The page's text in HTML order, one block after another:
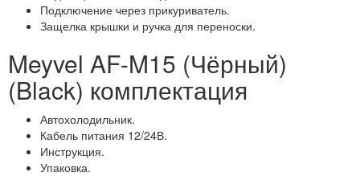
Подключение через прикуриватель.
Защелка крышки и ручка для переноски.
Meyvel AF-M15 (Чёрный)
(Black) комплектация
Автохолодильник.
Кабель питания 12/24В.
Инструкция.
Упаковка.